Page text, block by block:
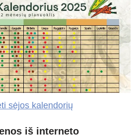
sėjos kalendorių
iš interneto